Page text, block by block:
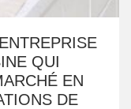
QUI
EN
DE